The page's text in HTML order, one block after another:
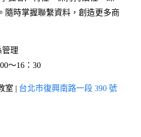
隨時掌握聯繫資料，創造更多商
管理
〜16：30
室 | 台北市復興南路一段 390 號